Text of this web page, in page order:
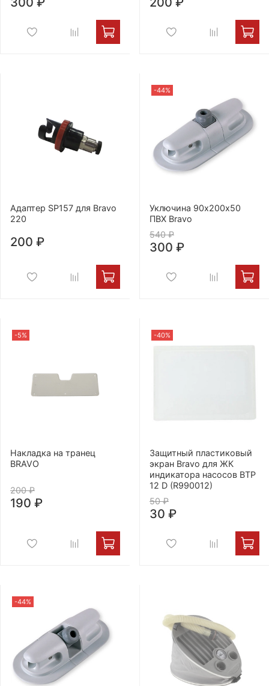
Адаптер SP157 для Bravo
220
200 ₽
-44%
Уключина 90х200х50
ПВХ Bravo
540 ₽
300 ₽
-5%
Накладка на транец
BRAVO
200 ₽
190 ₽
-40%
Защитный пластиковый
экран Bravo для ЖК
индикатора насосов BTP
12 D (R990012)
50 ₽
30 ₽
-44%